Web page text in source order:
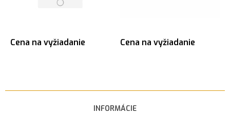
Cena na vyžiadanie Cena na vyžiadanie
INFORMÁCIE